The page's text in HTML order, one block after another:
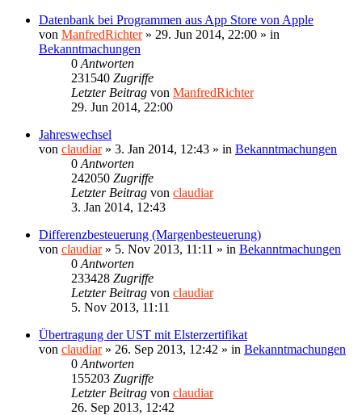
Datenbank bei Programmen aus App Store von Apple
von ManfredRichter» 29. Jun 2014, 22:00 » in
Bekanntmachungen
0 Antworten
231540 Zugriffe
Letzter Beitrag von ManfredRichter
29. Jun 2014, 22:00
Jahreswechsel
von claudiar» 3. Jan 2014, 12:43 » in Bekanntmachungen
0 Antworten
242050 Zugriffe
Letzter Beitrag von claudiar
3. Jan 2014, 12:43
Differenzbesteuerung (Margenbesteuerung)
von claudiar» 5. Nov 2013, 11:11 » in Bekanntmachungen
0 Antworten
233428 Zugriffe
Letzter Beitrag von claudiar
5. Nov 2013, 11:11
Übertragung der UST mit Elsterzertifikat
von claudiar» 26. Sep 2013, 12:42 » in Bekanntmachungen
0 Antworten
155203 Zugriffe
Letzter Beitrag von claudiar
26. Sep 2013, 12:42